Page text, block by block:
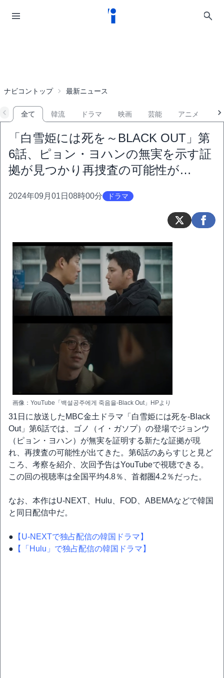
ナビコントップ 最新ニュース
全て 韓流 ドラマ 映画 芸能 アニメ
「白雪姫には死を～BLACK OUT」第
6話、ピョン・ヨハンの無実を示す証
拠が見つかり再捜査の可能性が…
2024年09月01日08時00分 ドラマ
画像：YouTube「백설공주에게 죽음을-Black Out」HPより
31日に放送したMBC金土ドラマ「白雪姫には死を-Black
Out」第6話では、ゴノ（イ・ガソプ）の登場でジョンウ
（ピョン・ヨハン）が無実を証明する新たな証拠が現
れ、再捜査の可能性が出てきた。第6話のあらすじと見ど
ころ、考察を紹介、次回予告はYouTubeで視聴できる。
この回の視聴率は全国平均4.8％、首都圏4.2％だった。
なお、本作はU-NEXT、Hulu、FOD、ABEMAなどで韓国
と同日配信中だ。
● 【U-NEXTで独占配信の韓国ドラマ】
● 【「Hulu」で独占配信の韓国ドラマ】